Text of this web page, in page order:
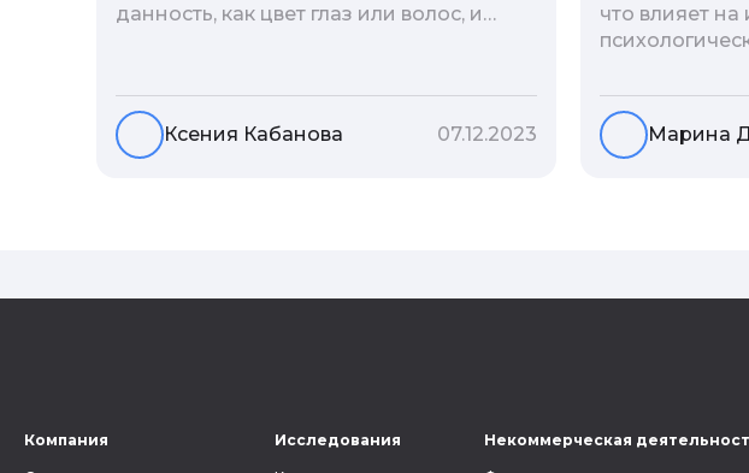
данность, как цвет глаз или волос, и
неблагозвучной или, наоборот,
«дворянской» фамилией, и какие
секреты она может раскрыть о судьбе
Ксения Кабанова 07.12.2023
что влияет
человека. В
существует
семи
Марина
Компания Исследования Некоммерческая